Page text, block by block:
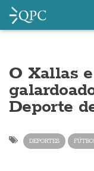
O Xallas
Deporte
DEPORTES